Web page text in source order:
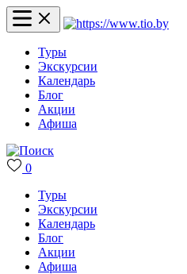
Туры
Экскурсии
Календарь
Блог
Акции
Афиша
0
Туры
Экскурсии
Календарь
Блог
Акции
Афиша